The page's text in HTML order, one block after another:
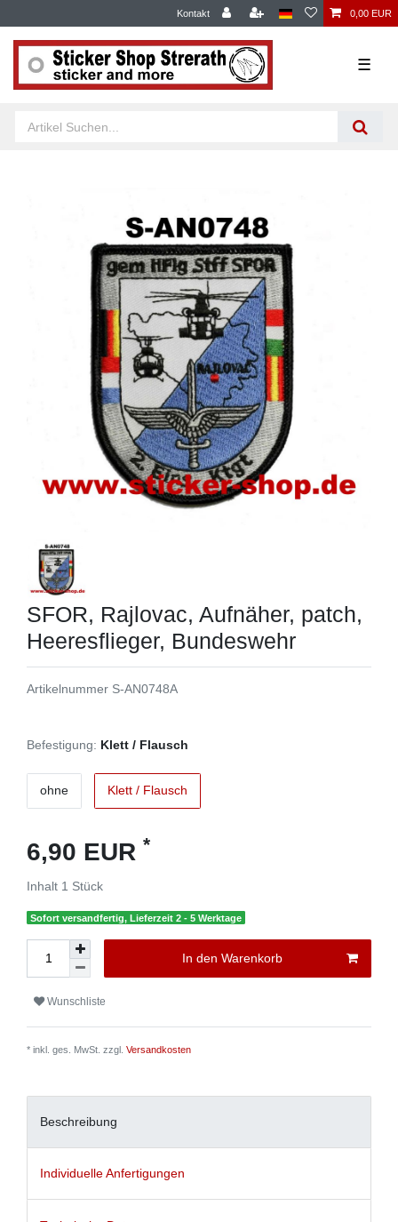
Kontakt 0,00 EUR
☰
SFOR, Rajlovac, Aufnäher, patch,
Heeresflieger, Bundeswehr
Artikelnummer S-AN0748A
Befestigung: Klett / Flausch
ohne Klett / Flausch
6,90 EUR *
Inhalt 1 Stück
Sofort versandfertig, Lieferzeit 2 - 5 Werktage
In den Warenkorb
Wunschliste
* inkl. ges. MwSt. zzgl. Versandkosten
Beschreibung
Individuelle Anfertigungen